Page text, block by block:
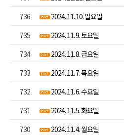
736
2024. 11. 10. 일요일
735
2024. 11. 9. 토요일
734
2024. 11. 8. 금요일
733
2024. 11. 7. 목요일
732
2024. 11. 6. 수요일
731
2024. 11. 5. 화요일
730
2024. 11. 4. 월요일